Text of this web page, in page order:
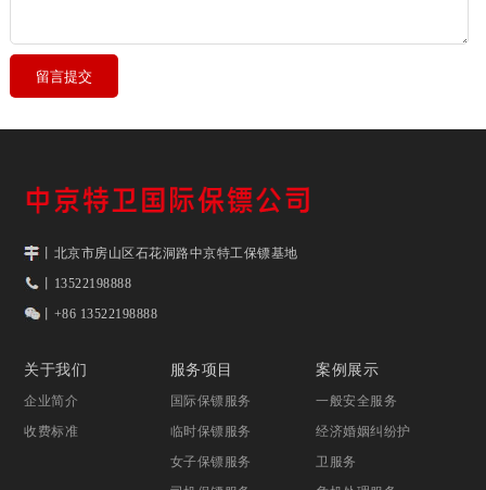
丨北京市房山区石花洞路中京特工保镖基地
丨13522198888
丨+86 13522198888
关于我们
企业简介
收费标准
服务项目
国际保镖服务
临时保镖服务
女子保镖服务
案例展示
一般安全服务
经济婚姻纠纷护
卫服务